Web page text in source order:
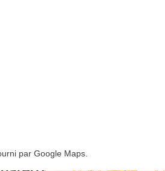
par Google Maps.